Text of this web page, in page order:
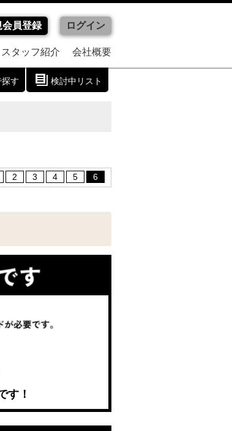
会員登録 ログイン
スタッフ紹介 会社概要
す 検討中リスト
2 3 4 5 6
す！